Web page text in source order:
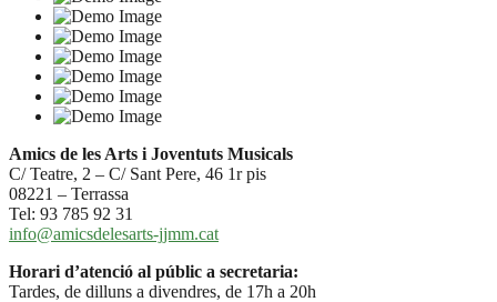
Amics de les Arts i Joventuts Musicals
C/ Teatre, 2 – C/ Sant Pere, 46 1r pis
08221 – Terrassa
Tel: 93 785 92 31
info@amicsdelesarts-jjmm.cat
Horari d’atenció al públic a secretaria:
Tardes, de dilluns a divendres, de 17h a 20h